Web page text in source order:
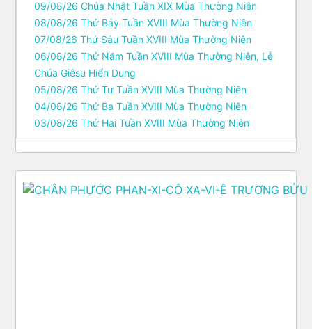
09/08/26 Chúa Nhật Tuần XIX Mùa Thường Niên
08/08/26 Thứ Bảy Tuần XVIII Mùa Thường Niên
07/08/26 Thứ Sáu Tuần XVIII Mùa Thường Niên
06/08/26 Thứ Năm Tuần XVIII Mùa Thường Niên, Lễ
Chúa Giêsu Hiển Dung
05/08/26 Thứ Tư Tuần XVIII Mùa Thường Niên
04/08/26 Thứ Ba Tuần XVIII Mùa Thường Niên
03/08/26 Thứ Hai Tuần XVIII Mùa Thường Niên